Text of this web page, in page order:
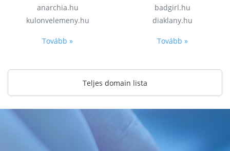
anarchia.hu
kulonvelemeny.hu
Tovább »
badgirl.hu
diaklany.hu
Tovább »
Teljes domain lista